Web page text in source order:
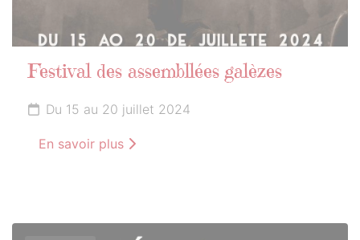
Festival des assembllées galèzes
Du 15 au 20 juillet 2024
En savoir plus